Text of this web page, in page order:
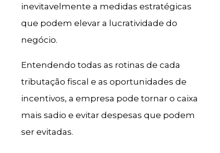
inevitavelmente a medidas estratégicas
que podem elevar a lucratividade do
negócio.
Entendendo todas as rotinas de cada
tributação fiscal e as oportunidades de
incentivos, a empresa pode tornar o caixa
mais sadio e evitar despesas que podem
ser evitadas.